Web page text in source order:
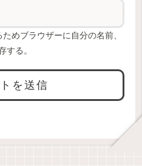
めブラウザーに自分の名前、
する。